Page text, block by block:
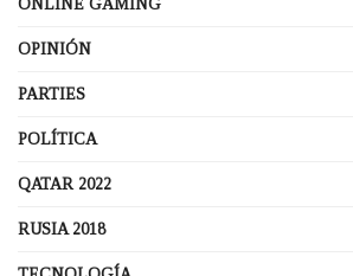
ONLINE GAMING
OPINIÓN
PARTIES
POLÍTICA
QATAR 2022
RUSIA 2018